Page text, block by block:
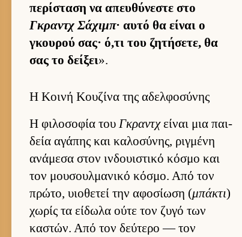
περίσταση να απευ­θύνεστε στο
Γκραντχ Σάχιμπ· αυτό θα εί­ναι ο
γκου­ρού σας· ό,τι του ζητήσετε, θα
σας το δεί­ξει».
Η Κοινή Κουζίνα της αδελφοσύνης
Η φιλοσοφία τουΓκραντχεί­ναι μια παι­
δεία αγάπης και καλοσύνης, ριγ­μένη
ανάμεσα στον ιν­δουι­στικό κόσμο και
τον μου­σουλ­μανικό κόσμο. Από τον
πρώτο, υιο­θετεί την αφοσίωση (μπάκτι)
χωρίς τα εί­δωλα ούτε τον ζυγό των
καστών. Από τον δεύ­τερο — τον